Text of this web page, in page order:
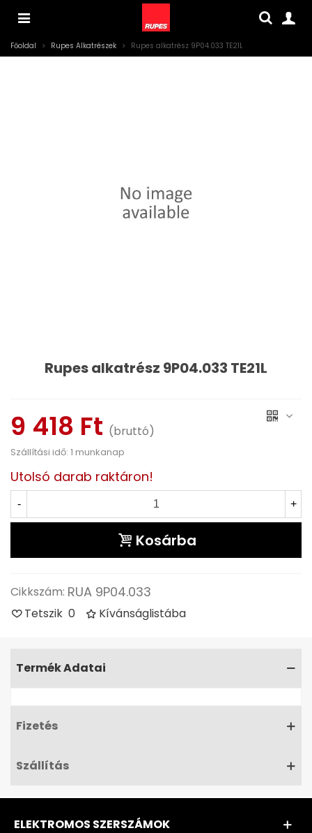
Főoldal > Rupes Alkatrészek > Rupes alkatrész 9P04.033 TE21L
Rupes alkatrész 9P04.033 TE21L
9 418 Ft (bruttó)
Szállítási idő: 1 munkanap
Utolsó darab raktáron!
- +
Kosárba
Cikkszám: RUA 9P04.033
Tetszik 0 Kívánságlistába
Termék Adatai
Fizetés
Szállítás
ELEKTROMOS SZERSZÁMOK